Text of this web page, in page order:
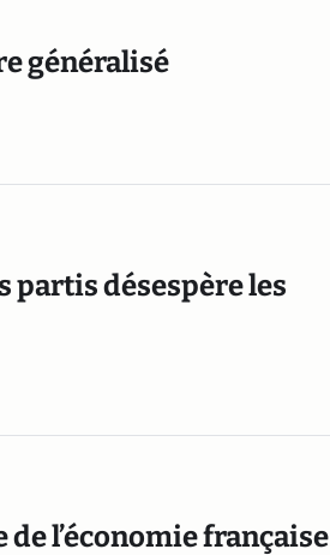
généralisé
partis désespère les
l’économie française